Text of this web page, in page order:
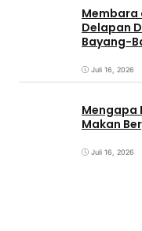
Membara
Delapan
Bayang-
Juli 16, 2026
Mengapa
Makan
Juli 16, 2026